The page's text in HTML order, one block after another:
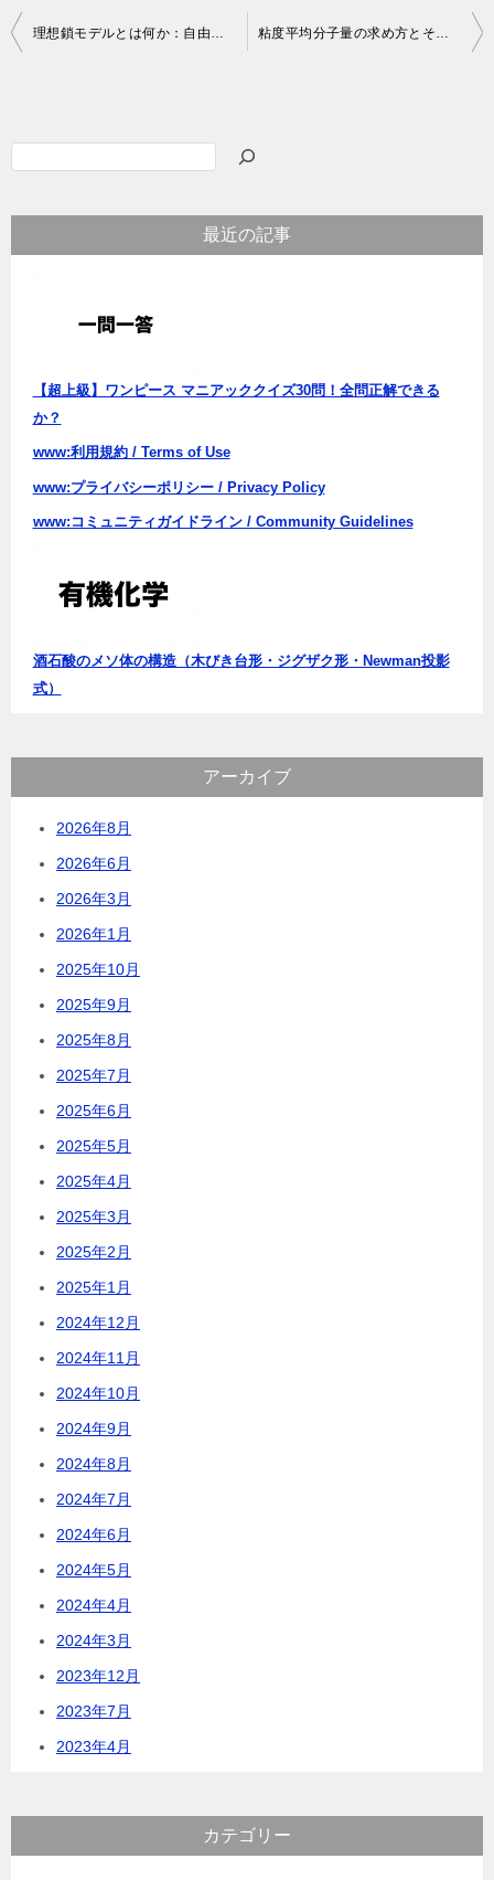
投
ゲ
理想鎖モデルとは何か：自由連結鎖から一次元酔歩統計までの分子鎖の物理的理解 粘度平均分子量の求め方とその理論的背景：希薄溶液における極限粘度数の活用法
最近の記事
【超上級】ワンピース マニアッククイズ30問！全問正解できる
か？
www:利用規約 / Terms of Use
www:プライバシーポリシー / Privacy Policy
www:コミュニティガイドライン / Community Guidelines
酒石酸のメソ体の構造（木びき台形・ジグザク形・Newman投影
式）
アーカイブ
2026年8月
2026年6月
2026年3月
2026年1月
2025年10月
2025年9月
2025年8月
2025年7月
2025年6月
2025年5月
2025年4月
2025年3月
2025年2月
2025年1月
2024年12月
2024年11月
2024年10月
2024年9月
2024年8月
2024年7月
2024年6月
2024年5月
2024年4月
2024年3月
2023年12月
2023年7月
2023年4月
カテゴリー